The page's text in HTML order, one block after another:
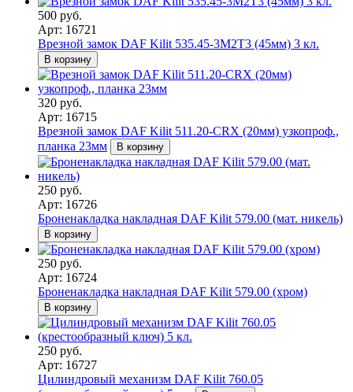
500 руб.
Арт: 16721
Врезной замок DAF Kilit 535.45-3M2T3 (45мм) 3 кл.
В корзину
320 руб.
Арт: 16715
Врезной замок DAF Kilit 511.20-CRX (20мм) узкопроф.,
планка 23мм
В корзину
250 руб.
Арт: 16726
Броненакладка накладная DAF Kilit 579.00 (мат. никель)
В корзину
250 руб.
Арт: 16724
Броненакладка накладная DAF Kilit 579.00 (хром)
В корзину
250 руб.
Арт: 16727
Цилиндровый механизм DAF Kilit 760.05